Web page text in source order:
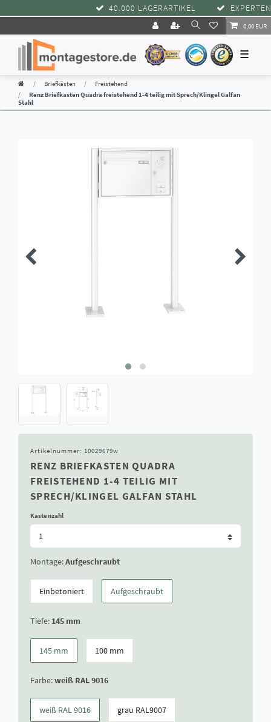
40.000 LAGERARTIKEL
0,00 EUR
☰
Briefkästen
Freistehend
Renz Briefkasten Quadra freistehend 1-4 teilig mit Sprech/Klingel Galfan
Stahl
Artikelnummer: 10029679w
RENZ BRIEFKASTEN QUADRA
FREISTEHEND 1-4 TEILIG MIT
SPRECH/KLINGEL GALFAN STAHL
Kastenzahl
Montage:Aufgeschraubt
Einbetoniert Aufgeschraubt
Tiefe: 145 mm
145 mm 100 mm
Farbe:weiß RAL 9016
weiß RAL 9016 grau RAL9007